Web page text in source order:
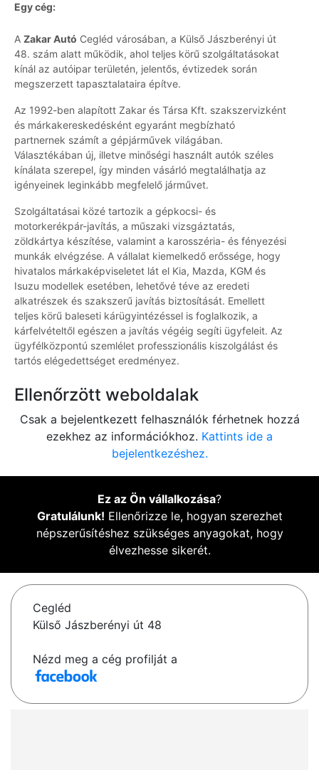
Egy cég:
A Zakar Autó Cegléd városában, a Külső Jászberényi út
48. szám alatt működik, ahol teljes körű szolgáltatásokat
kínál az autóipar területén, jelentős, évtizedek során
megszerzett tapasztalataira építve.
Az 1992-ben alapított Zakar és Társa Kft. szakszervizként
és márkakereskedésként egyaránt megbízható
partnernek számít a gépjárművek világában.
Választékában új, illetve minőségi használt autók széles
kínálata szerepel, így minden vásárló megtalálhatja az
igényeinek leginkább megfelelő járművet.
Szolgáltatásai közé tartozik a gépkocsi- és
motorkerékpár-javítás, a műszaki vizsgáztatás,
zöldkártya készítése, valamint a karosszéria- és fényezési
munkák elvégzése. A vállalat kiemelkedő erőssége, hogy
hivatalos márkaképviseletet lát el Kia, Mazda, KGM és
Isuzu modellek esetében, lehetővé téve az eredeti
alkatrészek és szakszerű javítás biztosítását. Emellett
teljes körű baleseti kárügyintézéssel is foglalkozik, a
kárfelvételtől egészen a javítás végéig segíti ügyfeleit. Az
ügyfélközpontú szemlélet professzionális kiszolgálást és
tartós elégedettséget eredményez.
Ellenőrzött weboldalak
Csak a bejelentkezett felhasználók férhetnek hozzá
ezekhez az információkhoz. Kattints ide a
bejelentkezéshez.
Ez az Ön vállalkozása?
Gratulálunk! Ellenőrizze le, hogyan szerezhet
népszerűsítéshez szükséges anyagokat, hogy
élvezhesse sikerét.
Cegléd
Külső Jászberényi út 48
Nézd meg a cég profilját a